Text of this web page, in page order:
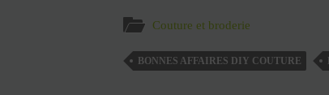
Couture et broderie
BONNES AFFAIRES DIY COUTURE